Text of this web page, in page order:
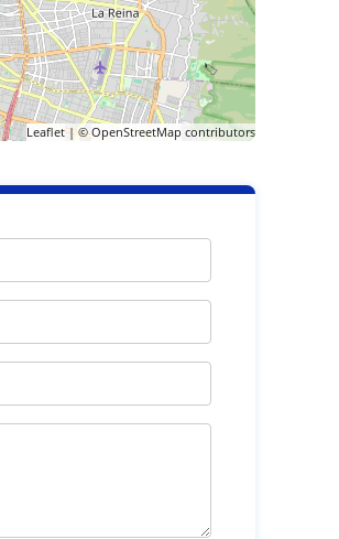
Leaflet| ©OpenStreetMap contributors